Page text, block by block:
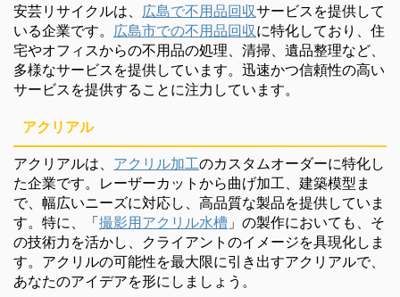
安芸リサイクルは、 広島で不用品回収サービスを提供して
いる企業です。 広島市での不用品回収に特化しており、住
宅やオフィスからの不用品の処理、清掃、遺品整理など、
多様なサービスを提供しています。迅速かつ信頼性の高い
サービスを提供することに注力しています。
アクリアル
アクリアルは、 アクリル加工のカスタムオーダーに特化し
た企業です。レーザーカットから曲げ加工、建築模型ま
で、幅広いニーズに対応し、高品質な製品を提供していま
す。特に、「撮影用アクリル水槽 」の製作においても、そ
の技術力を活かし、クライアントのイメージを具現化しま
す。アクリルの可能性を最大限に引き出すアクリアルで、
あなたのアイデアを形にしましょう。